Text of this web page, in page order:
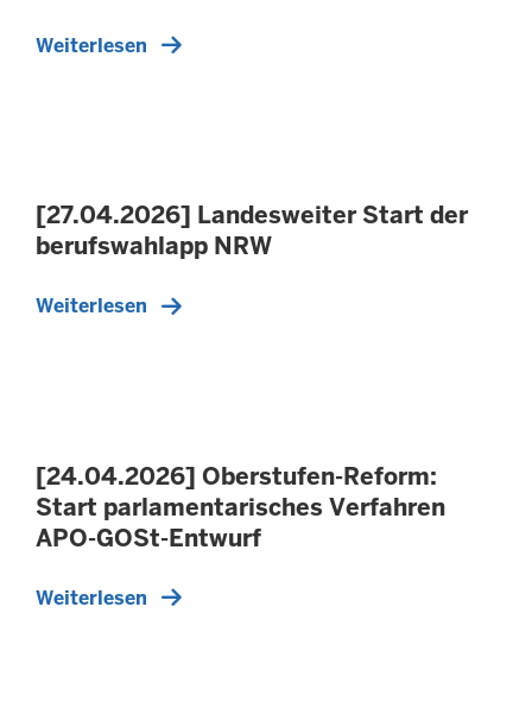
Weiterlesen
[27.04.2026] Landesweiter Start der
berufswahlapp NRW
Weiterlesen
[24.04.2026] Oberstufen-Reform:
Start parlamentarisches Verfahren
APO-GOSt-Entwurf
Weiterlesen